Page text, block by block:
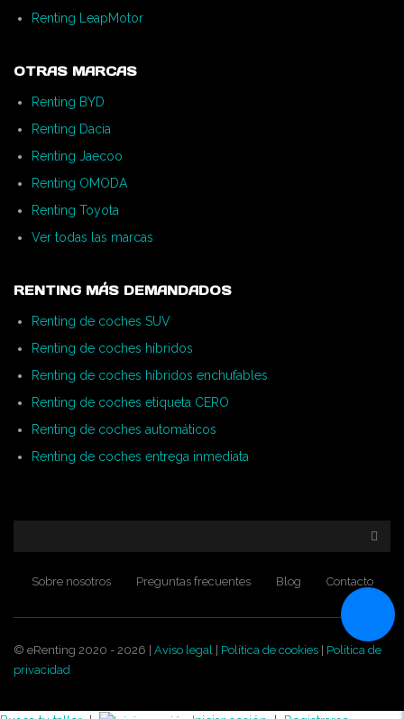
Renting LeapMotor
OTRAS MARCAS
Renting BYD
Renting Dacia
Renting Jaecoo
Renting OMODA
Renting Toyota
Ver todas las marcas
RENTING MÁS DEMANDADOS
Renting de coches SUV
Renting de coches híbridos
Renting de coches híbridos enchufables
Renting de coches etiqueta CERO
Renting de coches automáticos
Renting de coches entrega inmediata
Sobre nosotros Preguntas frecuentes Blog Contacto
© eRenting 2020 - 2026 | Aviso legal | Política de cookies | Política de
privacidad